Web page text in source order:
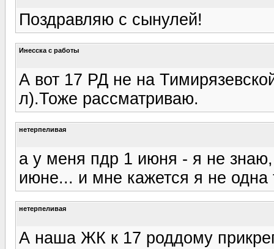
Поздравляю с сынулей!
Инесска с работы
А вот 17 РД не на
л).Тоже рассматриваю.
нетерпеливая
а у меня пдр 1 июня - я не
июне... и мне кажется я не одна
нетерпеливая
А наша ЖК к 17 роддому